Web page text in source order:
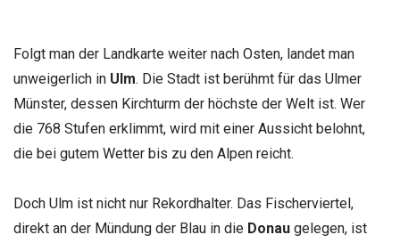
Folgt man der Landkarte weiter nach Osten, landet man
unweigerlich in Ulm. Die Stadt ist berühmt für das Ulmer
Münster, dessen Kirchturm der höchste der Welt ist. Wer
die 768 Stufen erklimmt, wird mit einer Aussicht belohnt,
die bei gutem Wetter bis zu den Alpen reicht.
Doch Ulm ist nicht nur Rekordhalter. Das Fischerviertel,
direkt an der Mündung der Blau in die Donau gelegen, ist